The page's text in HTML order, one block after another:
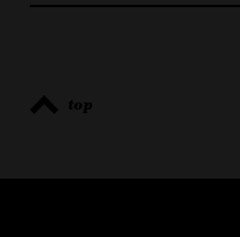
top